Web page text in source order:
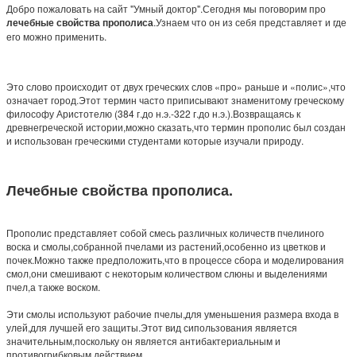
Добро пожаловать на сайт "Умный доктор".Сегодня мы поговорим про
лечебные свойства прополиса.Узнаем что он из себя представляет и где
его можно применить.
Это слово происходит от двух греческих слов «про» раньше и «полис»,что
означает город.Этот термин часто приписывают знаменитому греческому
философу Аристотелю (384 г.до н.э.-322 г.до н.э.).Возвращаясь к
древнегреческой истории,можно сказать,что термин прополис был создан
и использован греческими студентами которые изучали природу.
Лечебные свойства прополиса.
Прополис представляет собой смесь различных количеств пчелиного
воска и смолы,собранной пчелами из растений,особенно из цветков и
почек.Можно также предположить,что в процессе сбора и моделирования
смол,они смешивают с некоторым количеством слюны и выделениями
пчел,а также воском.
Эти смолы используют рабочие пчелы,для уменьшения размера входа в
улей,для лучшей его защиты.Этот вид сипользования является
значительным,поскольку он является антибактериальным и
противогрибковым действием.